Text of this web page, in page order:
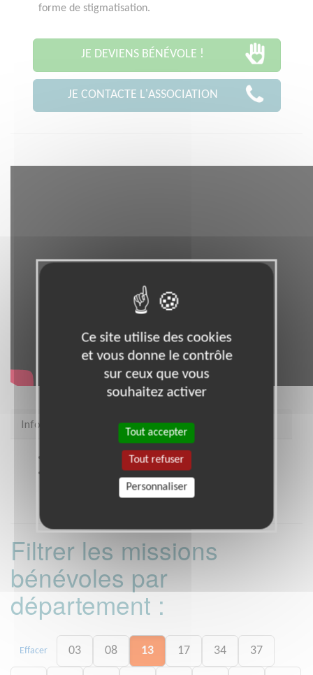
forme de stigmatisation.
JE DEVIENS BÉNÉVOLE !
JE CONTACTE L'ASSOCIATION
Infos pratiques
https://snc.asso.fr/
STRASBOURG (67000)
Filtrer les missions
bénévoles par
département :
Effacer 03 08 13 17 34 37
Ce site utilise des cookies
et vous donne le contrôle
sur ceux que vous
souhaitez activer
Tout accepter
Tout refuser
Personnaliser